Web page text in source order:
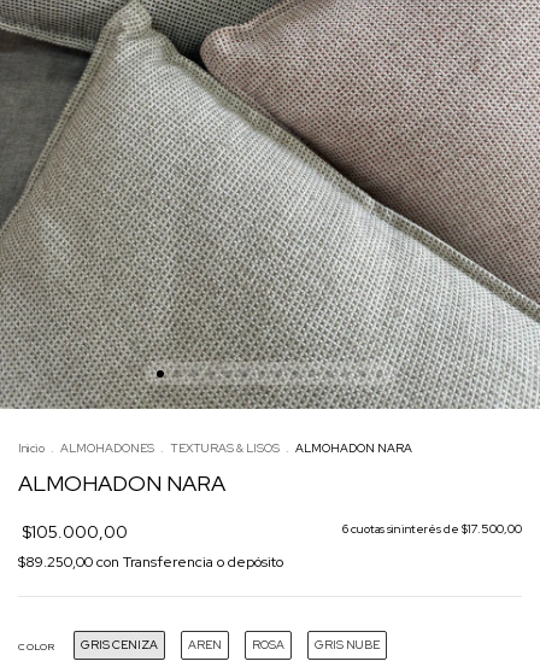
Inicio . ALMOHADONES . TEXTURAS & LISOS . ALMOHADON NARA
ALMOHADON NARA
$105.000,00 6cuotas sin interés de $17.500,00
$89.250,00con Transferencia o depósito
COLOR GRIS CENIZA AREN ROSA GRIS NUBE